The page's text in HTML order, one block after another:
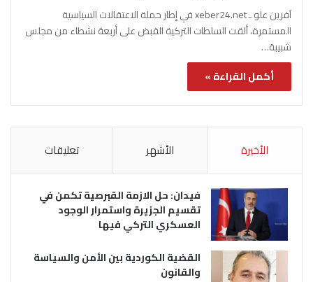
آفرين علو ـ xeber24.net في إطار حملة الاعتقالات السياسية
المستمرة، ألقت السلطات التركية القبض على أربعة نشطاء من مجلس
شبيبة…
أكمل القراءة »
الأخيرة الأشهر تعليقات
فيدان: حل الازمة القبرصية تكمن في
تقسيم الجزيرة واستمرار الوجود
العسكري التركي فيها
القضية الكوردية بين الأمن والسياسة
والقانون